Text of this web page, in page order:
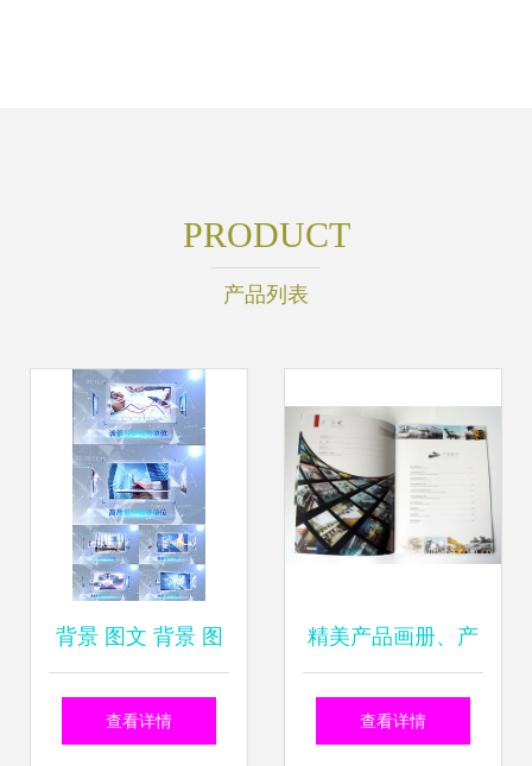
PRODUCT
产品列表
背景 图文 背景 图
文模板下载 背景
查看详情
精美产品画册、产
品说明书、宣传单
查看详情